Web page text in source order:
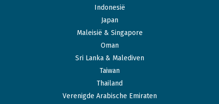
Indonesië
Japan
Maleisië & Singapore
Oman
Sri Lanka & Malediven
Taiwan
Thailand
Verenigde Arabische Emiraten